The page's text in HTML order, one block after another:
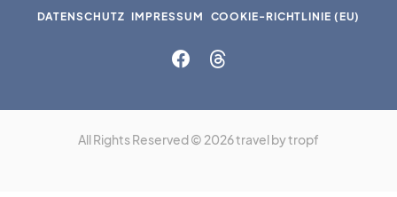
DATENSCHUTZ IMPRESSUM COOKIE-RICHTLINIE (EU)
All Rights Reserved © 2026 travel by tropf